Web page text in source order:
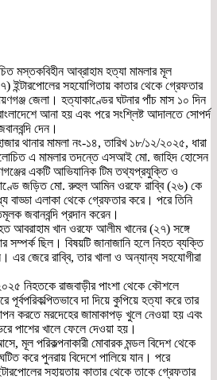
মস্তকবিহীন আব্রাহাম হত্যা মামলার মূল
ইন্টারপোলের সহযোগিতায় কাতার থেকে গ্রেফতার
জেলা। হত্যাকাণ্ডের ঘটনার পাঁচ মাস ১০ দিন
আনা হয় এবং পরে সংশ্লিষ্ট আদালতে সোপর্দ
দেন।
থানার মামলা নং-১৪, তারিখ ১৮/১২/২০২৫, ধারা
এ মামলার তদন্তে এসআই মো. জাহিদ হোসেন
একটি আভিযানিক টিম তথ্যপ্রযুক্তি ও
জড়িত মো. রুহুল আমিন ওরফে রাব্বি (২৬) কে
বাড্ডা এলাকা থেকে গ্রেফতার করে। পরে তিনি
জবানবন্দি প্রদান করেন।
আবরাহাম খান ওরফে আলীম খানের (২৭) সঙ্গে
সম্পর্ক ছিল। বিষয়টি জানাজানি হলে নিহত ব্যক্তি
এর জেরে রাব্বি, তার খালা ও অন্যান্য সহযোগীরা
নিহতকে রাজবাড়ীর পাংশা থেকে কৌশলে
দা দিয়ে কুপিয়ে হত্যা করে তার
করতে মরদেহের জামাকাপড় খুলে নেওয়া হয় এবং
পাশের খালে ফেলে দেওয়া হয়।
মূল পরিকল্পনাকারী মোবারক মন্ডল বিদেশ থেকে
করে পুনরায় বিদেশে পালিয়ে যান। পরে
সহায়তায় কাতার থেকে তাকে গ্রেফতার